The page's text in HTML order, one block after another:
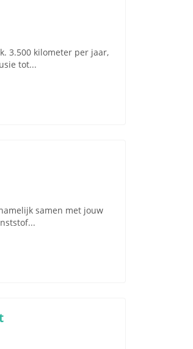
3.500 kilometer per jaar,
tot...
samen met jouw